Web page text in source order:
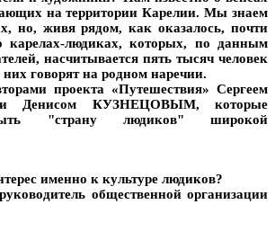
на территории Карелии. Мы знаем
но, живя рядом, как оказалось, почти
карелах-людиках, которых, по данным
насчитывается пять тысяч человек
говорят на родном наречии.
проекта «Путешествия» Сергеем
КУЗНЕЦОВЫМ, которые
"страну людиков" широкой
именно к культуре людиков?
общественной организации